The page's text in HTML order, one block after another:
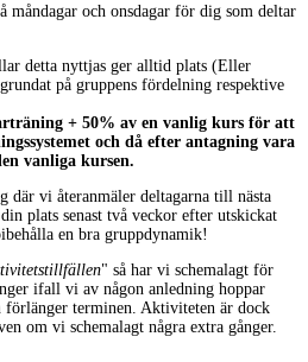
måndagar och onsdagar för dig som deltar
detta nyttjas ger alltid plats (Eller
på gruppens fördelning respektive
+ 50% av en vanlig kurs för att
och då efter antagning vara
vanliga kursen.
där vi återanmäler deltagarna till nästa
plats senast två veckor efter utskickat
en bra gruppdynamik!
" så har vi schemalagt för
ifall vi av någon anledning hoppar
terminen. Aktiviteten är dock
om vi schemalagt några extra gånger.